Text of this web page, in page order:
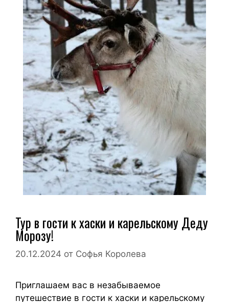
Тур в гости к хаски и карельскому Деду
Морозу!
20.12.2024 от Софья Королева
Приглашаем вас в незабываемое
путешествие в гости к хаски и карельскому